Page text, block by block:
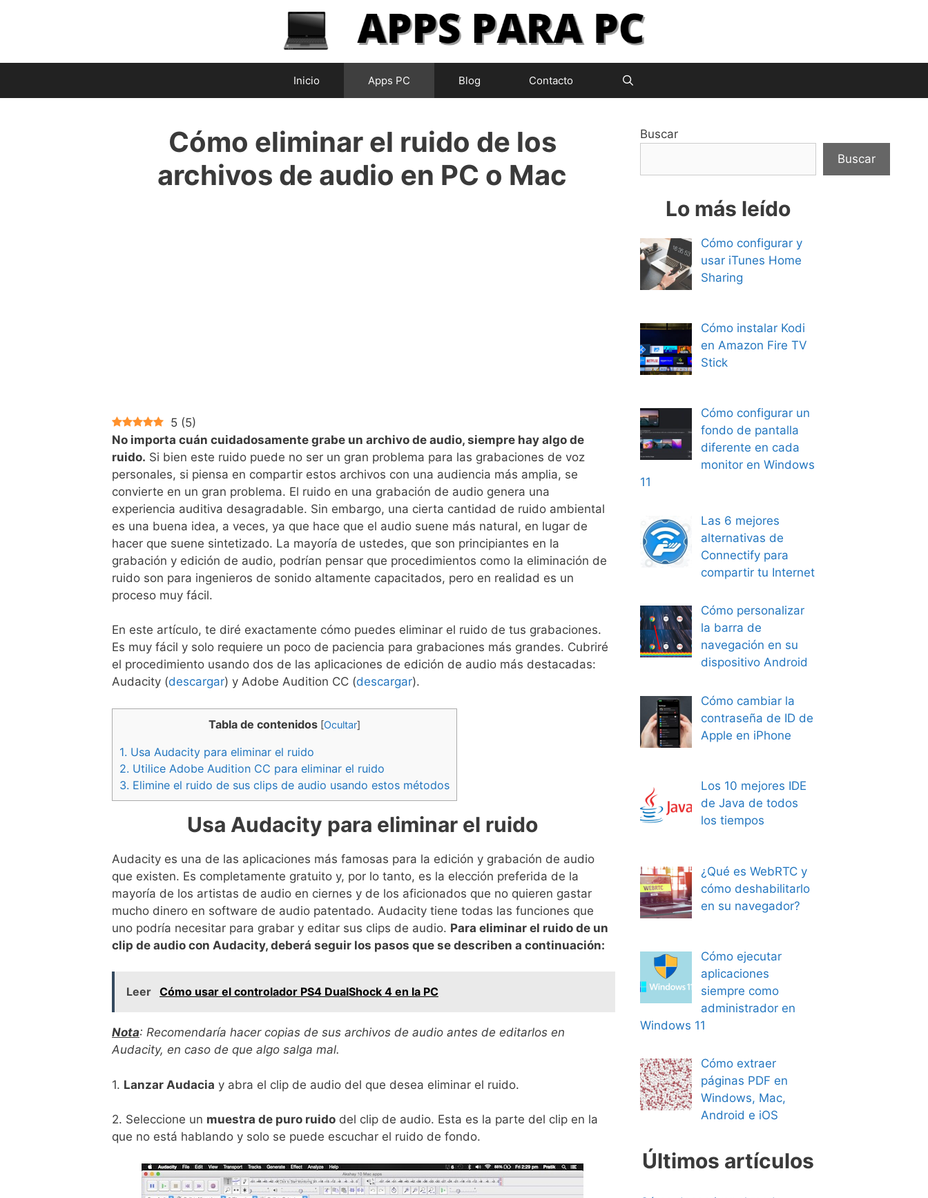
Inicio Apps PC Blog Contacto
Cómo eliminar el ruido de los
archivos de audio en PC o Mac
5 (5)
No importa cuán cuidadosamente grabe un archivo de audio, siempre hay algo de
ruido. Si bien este ruido puede no ser un gran problema para las grabaciones de voz
personales, si piensa en compartir estos archivos con una audiencia más amplia, se
convierte en un gran problema. El ruido en una grabación de audio genera una
experiencia auditiva desagradable. Sin embargo, una cierta cantidad de ruido ambiental
es una buena idea, a veces, ya que hace que el audio suene más natural, en lugar de
hacer que suene sintetizado. La mayoría de ustedes, que son principiantes en la
grabación y edición de audio, podrían pensar que procedimientos como la eliminación de
ruido son para ingenieros de sonido altamente capacitados, pero en realidad es un
proceso muy fácil.
En este artículo, te diré exactamente cómo puedes eliminar el ruido de tus grabaciones.
Es muy fácil y solo requiere un poco de paciencia para grabaciones más grandes. Cubriré
el procedimiento usando dos de las aplicaciones de edición de audio más destacadas:
Audacity (descargar) y Adobe Audition CC (descargar).
Tabla de contenidos [Ocultar]
1. Usa Audacity para eliminar el ruido
2. Utilice Adobe Audition CC para eliminar el ruido
3. Elimine el ruido de sus clips de audio usando estos métodos
Usa Audacity para eliminar el ruido
Audacity es una de las aplicaciones más famosas para la edición y grabación de audio
que existen. Es completamente gratuito y, por lo tanto, es la elección preferida de la
mayoría de los artistas de audio en ciernes y de los aficionados que no quieren gastar
mucho dinero en software de audio patentado. Audacity tiene todas las funciones que
uno podría necesitar para grabar y editar sus clips de audio. Para eliminar el ruido de un
clip de audio con Audacity, deberá seguir los pasos que se describen a continuación:
Leer Cómo usar el controlador PS4 DualShock 4 en la PC
Nota: Recomendaría hacer copias de sus archivos de audio antes de editarlos en
Audacity, en caso de que algo salga mal.
1. Lanzar Audacia y abra el clip de audio del que desea eliminar el ruido.
2. Seleccione un muestra de puro ruido del clip de audio. Esta es la parte del clip en la
que no está hablando y solo se puede escuchar el ruido de fondo.
Buscar
Buscar
Lo más leído
Cómo configurar y
usar iTunes Home
Sharing
Cómo instalar Kodi
en Amazon Fire TV
Stick
Cómo configurar un
fondo de pantalla
diferente en cada
monitor en Windows
11
Las 6 mejores
alternativas de
Connectify para
compartir tu Internet
Cómo personalizar
la barra de
navegación en su
dispositivo Android
Cómo cambiar la
contraseña de ID de
Apple en iPhone
Los 10 mejores IDE
de Java de todos
los tiempos
¿Qué es WebRTC y
cómo deshabilitarlo
en su navegador?
Cómo ejecutar
aplicaciones
siempre como
administrador en
Windows 11
Cómo extraer
páginas PDF en
Windows, Mac,
Android e iOS
Últimos artículos